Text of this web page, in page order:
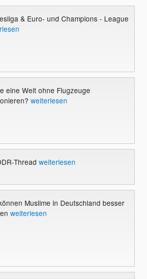
& Euro- und Champions - League
eine Welt ohne Flugzeuge
weiterlesen
Thread weiterlesen
Muslime in Deutschland besser
weiterlesen